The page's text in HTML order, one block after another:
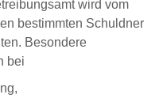
wird vom
bestimmten Schuldner
Besondere
bei